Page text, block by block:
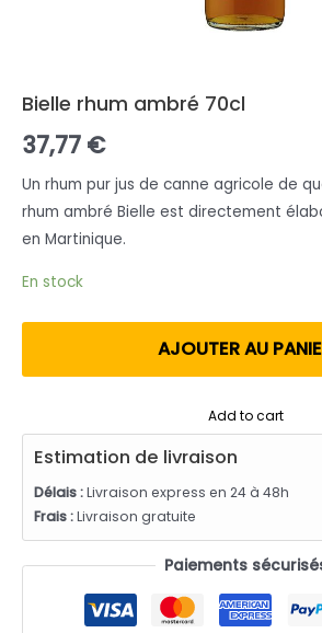
Bielle rhum ambré 70cl
37,77 €
Un rhum pur jus de canne agricole de
rhum ambré Bielle est directement
en Martinique.
En stock
AJOUTER AU
Add to cart
Estimation de livraison
Délais :Livraison express en 24 à 48h
Frais :Livraison gratuite
Paiements